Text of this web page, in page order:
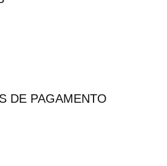
DE PAGAMENTO